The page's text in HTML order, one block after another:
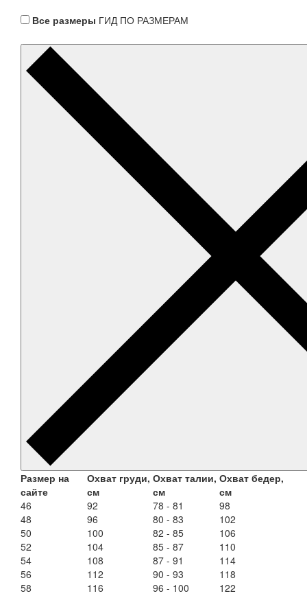
Все размеры ГИД ПО РАЗМЕРАМ
Размер на
сайте
Охват груди,
см
Охват талии,
см
Охват бедер,
см
46
92 78 - 81
98
48
96 80 - 83
102
50
100 82 - 85
106
52
104 85 - 87
110
54
108 87 - 91
114
56
112 90 - 93
118
58
116 96 - 100
122